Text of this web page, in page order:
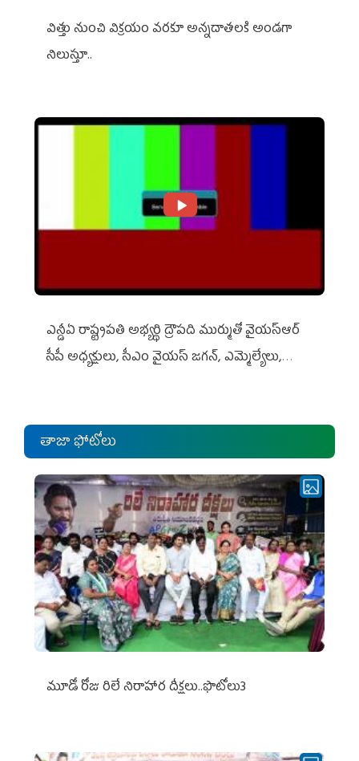
విత్తు నుంచి విక్రయం వరకూ అన్నదాతలకి అండగా
నిలుస్తూ..
ఎన్డీఏ రాష్ట్ర‌ప‌తి అభ్య‌ర్థి ద్రౌప‌ది ముర్ముతో వైయ‌స్ఆర్
సీపీ అధ్య‌క్షులు, సీఎం వైయ‌స్ జ‌గ‌న్, ఎమ్మెల్యేలు,
తాజా ఫోటోలు
మూడో రోజు రిలే నిరాహార దీక్షలు..ఫొటోలు3